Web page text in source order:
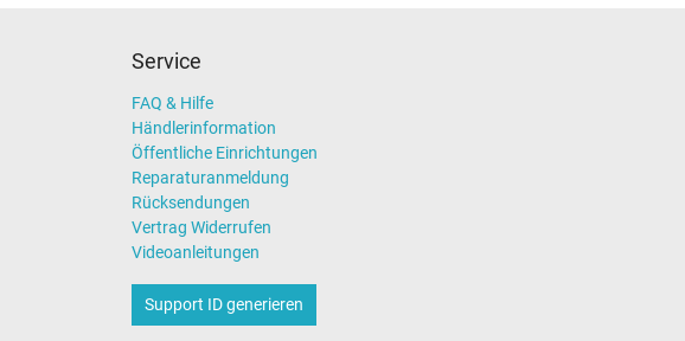
Service
FAQ & Hilfe
Händlerinformation
Öffentliche Einrichtungen
Reparaturanmeldung
Rücksendungen
Vertrag Widerrufen
Videoanleitungen
Support ID generieren